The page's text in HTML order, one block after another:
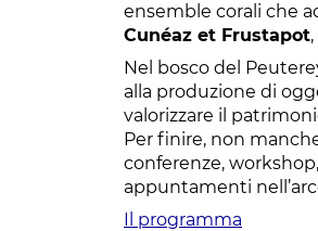
ensemble corali che
Cunéaz et Frustapot,
Nel bosco del
alla produzione di
valorizzare il
Per finire, non
conferenze,
appuntamenti
Il programma